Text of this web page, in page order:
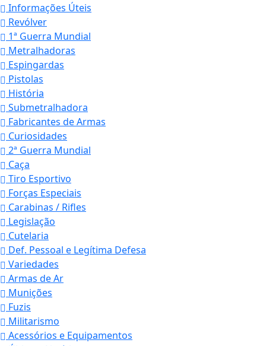
Informações Úteis
Revólver
1ª Guerra Mundial
Metralhadoras
Espingardas
Pistolas
História
Submetralhadora
Fabricantes de Armas
Curiosidades
2ª Guerra Mundial
Caça
Tiro Esportivo
Forças Especiais
Carabinas / Rifles
Legislação
Cutelaria
Def. Pessoal e Legítima Defesa
Variedades
Armas de Ar
Munições
Fuzis
Militarismo
Acessórios e Equipamentos